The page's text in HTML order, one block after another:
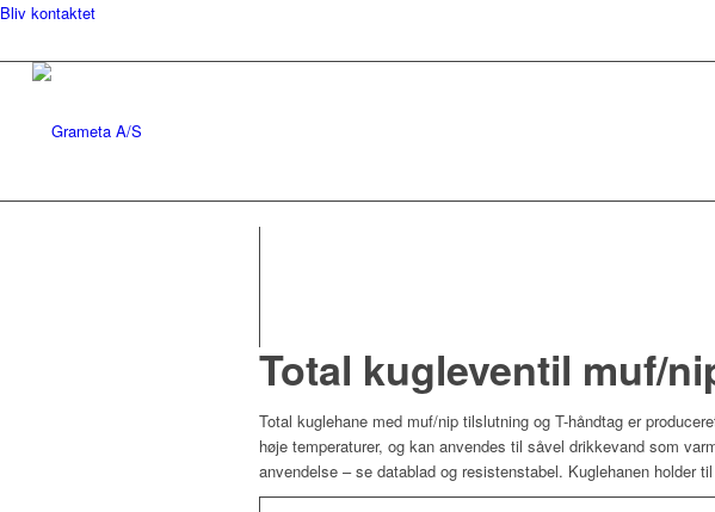
Bliv kontaktet
Total kugleventil muf/
Total kuglehane med muf/nip tilslutning og T-håndtag er
høje temperaturer, og kan anvendes til såvel drikkevand som
anvendelse – se datablad og resistenstabel. Kuglehanen holder